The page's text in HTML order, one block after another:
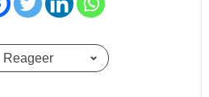
Reageer